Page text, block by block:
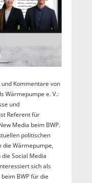
Kommentare von
Wärmepumpe e. V.:
und
Referent für
Media beim BWP.
politischen
die Wärmepumpe,
Social Media
sich als
BWP für die